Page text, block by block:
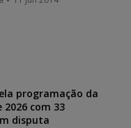
programação da
2026 com 33
disputa